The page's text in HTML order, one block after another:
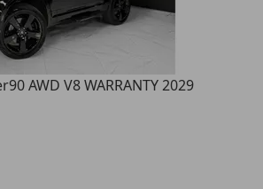
90 AWD V8 WARRANTY 2029